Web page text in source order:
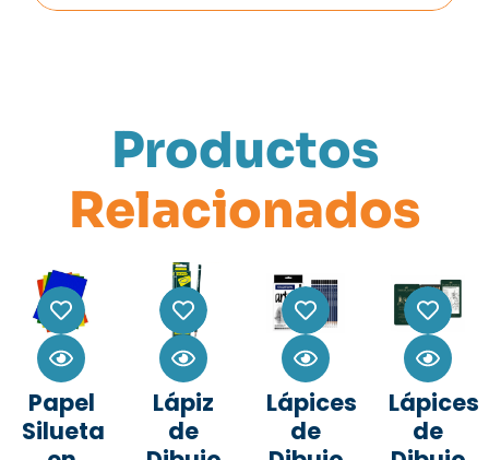
Productos
Relacionados
Papel
Silueta
Lápiz
de
Lápices
de
Lápices
de